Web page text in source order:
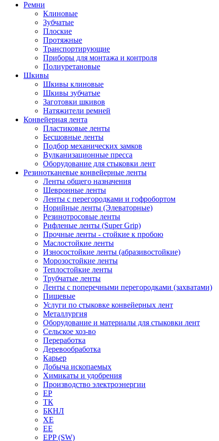
Ремни
Клиновые
Зубчатые
Плоские
Протяжные
Транспортирующие
Приборы для монтажа и контроля
Полиуретановые
Шкивы
Шкивы клиновые
Шкивы зубчатые
Заготовки шкивов
Натяжители ремней
Конвейерная лента
Пластиковые ленты
Бесшовные ленты
Подбор механических замков
Вулканизационные пресса
Оборудование для стыковки лент
Резинотканевые конвейерные ленты
Ленты общего назначения
Шевронные ленты
Ленты с перегородками и гофробортом
Норийные ленты (Элеваторные)
Резинотросовые ленты
Рифленые ленты (Super Grip)
Прочные ленты - стойкие к пробою
Маслостойкие ленты
Износостойкие ленты (абразивостойкие)
Морозостойкие ленты
Теплостойкие ленты
Трубчатые ленты
Ленты с поперечными перегородками (захватами)
Пищевые
Услуги по стыковке конвейерных лент
Металлургия
Оборудование и материалы для стыковки лент
Сельское хоз-во
Переработка
Деревообработка
Карьер
Добыча ископаемых
Химикаты и удобрения
Производство электроэнергии
EP
ТК
БКНЛ
XE
EE
EPP (SW)